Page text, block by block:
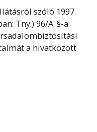
szóló 1997.
Tny.) 96/A. §-a
a hivatkozott